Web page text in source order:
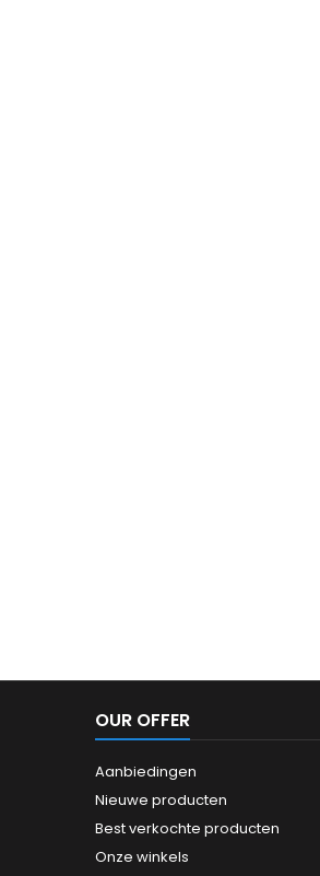
OUR OFFER
Aanbiedingen
Nieuwe producten
Best verkochte producten
Onze winkels